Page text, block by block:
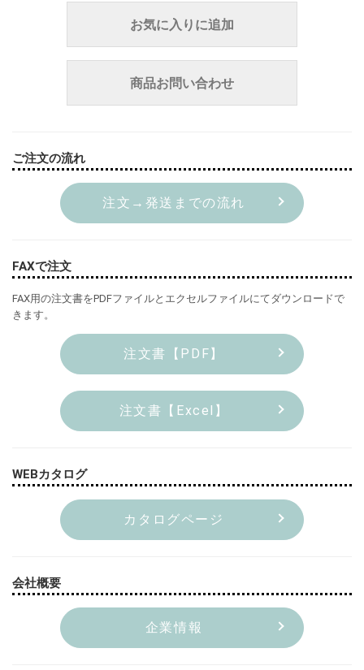
お気に入りに追加
商品お問い合わせ
ご注文の流れ
注文→発送までの流れ
FAXで注文
FAX用の注文書をPDFファイルとエクセルファイルにてダウンロードで
きます。
注文書【PDF】
注文書【Excel】
WEBカタログ
カタログページ
会社概要
企業情報